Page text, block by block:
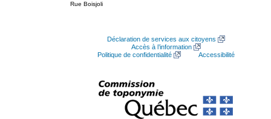
Rue Boisjoli
Déclaration de services aux citoyens
Accès à l’information
Politique de confidentialité
Accessibilité